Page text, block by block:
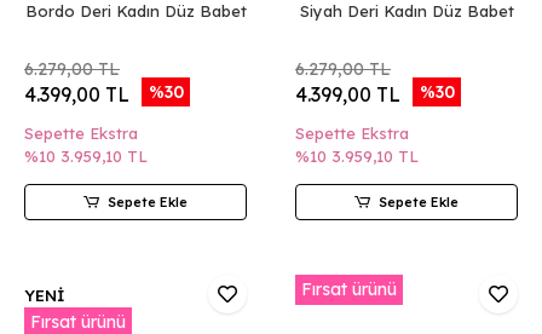
Bordo Deri Kadın Düz Babet
6.279,00 TL
4.399,00 TL %30
Sepette Ekstra
%10 3.959,10 TL
Sepete Ekle
Siyah Deri Kadın Düz Babet
6.279,00 TL
4.399,00 TL %30
Sepette Ekstra
%10 3.959,10 TL
Sepete Ekle
YENİ
Fırsat ürünü
Fırsat ürünü